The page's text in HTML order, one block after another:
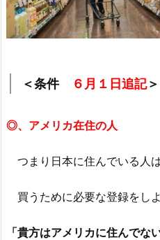
＜条件 ６月１日追記＞
◎、アメリカ在住の人
つまり日本に住んでいる人は
買うために必要な登録をし
「貴方はアメリカに住んでな